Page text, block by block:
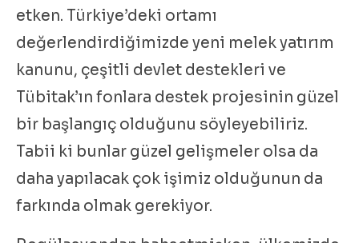
etken. Türkiye’deki ortamı
değerlendirdiğimizde yeni melek yatırım
kanunu, çeşitli devlet destekleri ve
Tübitak’ın fonlara destek projesinin güzel
bir başlangıç olduğunu söyleyebiliriz.
Tabii ki bunlar güzel gelişmeler olsa da
daha yapılacak çok işimiz olduğunun da
farkında olmak gerekiyor.